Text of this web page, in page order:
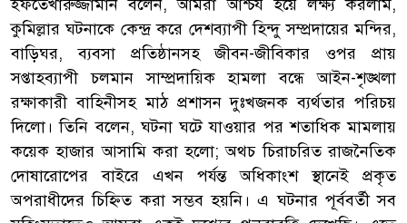
ইফতেখারুজ্জামান বলেন, আমরা আশ্চর্য হয়ে লক্ষ্য করলাম,
কুমিল্লার ঘটনাকে কেন্দ্র করে দেশব্যাপী হিন্দু সম্প্রদায়ের মন্দির,
বাড়িঘর, ব্যবসা প্রতিষ্ঠানসহ জীবন-জীবিকার ওপর প্রায়
সপ্তাহব্যাপী চলমান সাম্প্রদায়িক হামলা বন্ধে আইন-শৃঙ্খলা
রক্ষাকারী বাহিনীসহ মাঠ প্রশাসন দুঃখজনক ব্যর্থতার পরিচয়
দিলো। তিনি বলেন, ঘটনা ঘটে যাওয়ার পর শতাধিক মামলায়
কয়েক হাজার আসামি করা হলো; অথচ চিরাচরিত রাজনৈতিক
দোষারোপের বাইরে এখন পর্যন্ত অধিকাংশ স্থানেই প্রকৃত
অপরাধীদের চিহ্নিত করা সম্ভব হয়নি। এ ঘটনার পূর্ববর্তী সব